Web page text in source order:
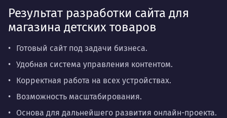
Результат разработки сайта для
магазина детских товаров
Готовый сайт под задачи бизнеса.
Удобная система управления контентом.
Корректная работа на всех устройствах.
Возможность масштабирования.
Основа для дальнейшего развития онлайн-проекта.